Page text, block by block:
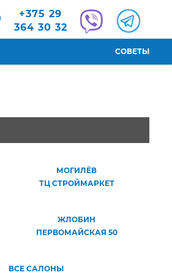
+375 29
364 30 32
СОВЕТЫ
МОГИЛЁВ
ТЦ СТРОЙМАРКЕТ
ЖЛОБИН
ПЕРВОМАЙСКАЯ 50
ВСЕ САЛОНЫ